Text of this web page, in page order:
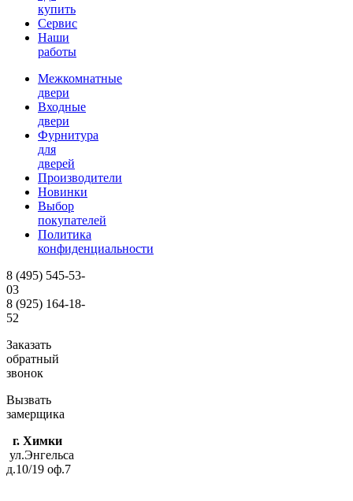
купить
Сервис
Наши
работы
Межкомнатные
двери
Входные
двери
Фурнитура
для
дверей
Производители
Новинки
Выбор
покупателей
Политика
конфиденциальности
8 (495) 545-53-
03
8 (925) 164-18-
52
Заказать
обратный
звонок
Вызвать
замерщика
г. Химки
ул.Энгельса
д.10/19 оф.7